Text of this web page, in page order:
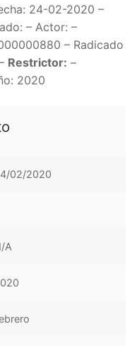
24-02-2020 –
– Actor: –
– Radicado
Restrictor: –
2020
02/2020
A